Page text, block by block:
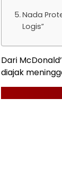
Nada
Logis”
Dari
diajak